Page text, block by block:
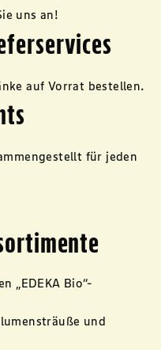
uns an!
auf Vorrat bestellen.
für jeden
„EDEKA Bio“-
und